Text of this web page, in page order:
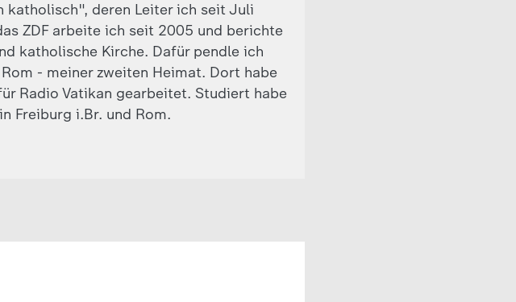
katholisch", deren Leiter ich seit Juli
ZDF arbeite ich seit 2005 und berichte
katholische Kirche. Dafür pendle ich
- meiner zweiten Heimat. Dort habe
Radio Vatikan gearbeitet. Studiert habe
Freiburg i.Br. und Rom.